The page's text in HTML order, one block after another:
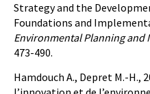
Strategy and the
Foundations and
Environmental Planning and
473-490.
Hamdouch A., Depret M.-H.,